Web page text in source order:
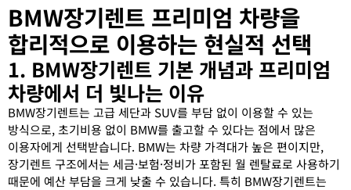
BMW장기렌트 프리미엄 차량을
합리적으로 이용하는 현실적 선택
1. BMW장기렌트 기본 개념과 프리미엄
차량에서 더 빛나는 이유
BMW장기렌트는 고급 세단과 SUV를 부담 없이 이용할 수 있는
방식으로, 초기비용 없이 BMW를 출고할 수 있다는 점에서 많은
이용자에게 선택받습니다. BMW는 차량 가격대가 높은 편이지만,
장기렌트 구조에서는 세금·보험·정비가 포함된 월 렌탈료로 사용하기
때문에 예산 부담을 크게 낮출 수 있습니다. 특히 BMW장기렌트는